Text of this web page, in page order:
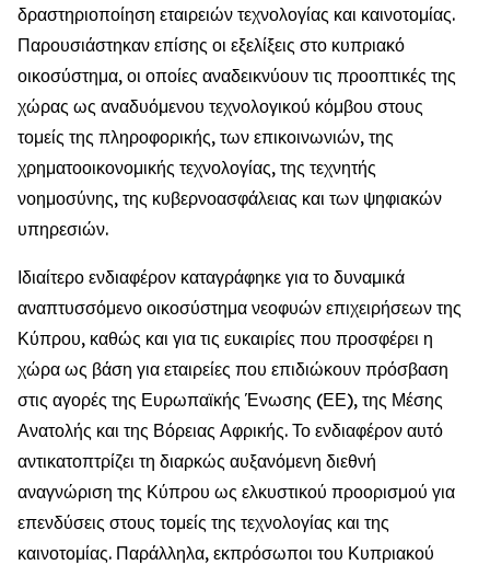
δραστηριοποίηση εταιρειών τεχνολογίας και καινοτομίας.
Παρουσιάστηκαν επίσης οι εξελίξεις στο κυπριακό
οικοσύστημα, οι οποίες αναδεικνύουν τις προοπτικές της
χώρας ως αναδυόμενου τεχνολογικού κόμβου στους
τομείς της πληροφορικής, των επικοινωνιών, της
χρηματοοικονομικής τεχνολογίας, της τεχνητής
νοημοσύνης, της κυβερνοασφάλειας και των ψηφιακών
υπηρεσιών.
Ιδιαίτερο ενδιαφέρον καταγράφηκε για το δυναμικά
αναπτυσσόμενο οικοσύστημα νεοφυών επιχειρήσεων της
Κύπρου, καθώς και για τις ευκαιρίες που προσφέρει η
χώρα ως βάση για εταιρείες που επιδιώκουν πρόσβαση
στις αγορές της Ευρωπαϊκής Ένωσης (ΕΕ), της Μέσης
Ανατολής και της Βόρειας Αφρικής. Το ενδιαφέρον αυτό
αντικατοπτρίζει τη διαρκώς αυξανόμενη διεθνή
αναγνώριση της Κύπρου ως ελκυστικού προορισμού για
επενδύσεις στους τομείς της τεχνολογίας και της
καινοτομίας. Παράλληλα, εκπρόσωποι του Κυπριακού